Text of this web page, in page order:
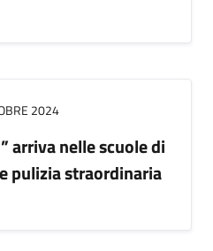
2024
arriva nelle scuole di
pulizia straordinaria